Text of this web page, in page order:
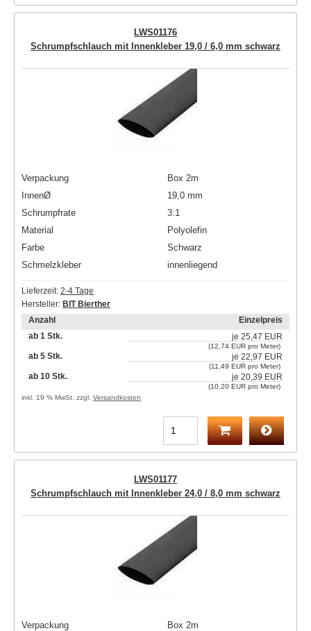
LWS01176
Schrumpfschlauch mit Innenkleber 19,0 / 6,0 mm schwarz
Verpackung
Box 2m
InnenØ
19,0 mm
Schrumpfrate
3:1
Material
Polyolefin
Farbe
Schwarz
Schmelzkleber
innenliegend
Lieferzeit: 2-4 Tage
Hersteller: BIT Bierther
Anzahl
Einzelpreis
ab 1 Stk.
je 25,47 EUR
(12,74 EUR pro Meter)
ab 5 Stk. je 22,97 EUR
(11,49 EUR pro Meter)
ab 10 Stk. je 20,39 EUR
(10,20 EUR pro Meter)
inkl. 19 % MwSt. zzgl. Versandkosten
LWS01177
Schrumpfschlauch mit Innenkleber 24,0 / 8,0 mm schwarz
Verpackung
Box 2m